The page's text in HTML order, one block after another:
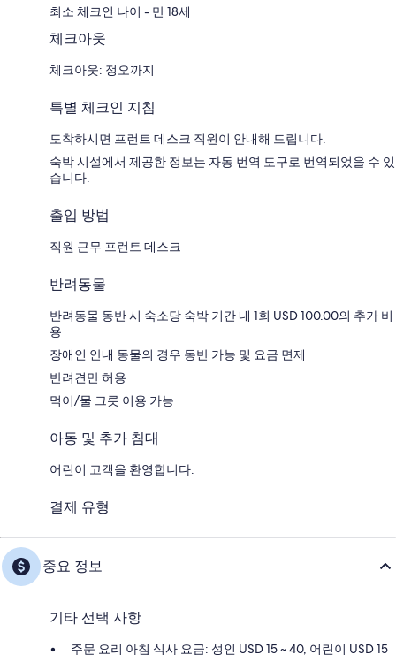
최소 체크인 나이 - 만 18세
체크아웃
체크아웃: 정오까지
특별 체크인 지침
도착하시면 프런트 데스크 직원이 안내해 드립니다.
숙박 시설에서 제공한 정보는 자동 번역 도구로 번역되었을 수 있
습니다.
출입 방법
직원 근무 프런트 데스크
반려동물
반려동물 동반 시 숙소당 숙박 기간 내 1회 USD 100.00의 추가 비
용
장애인 안내 동물의 경우 동반 가능 및 요금 면제
반려견만 허용
먹이/물 그릇 이용 가능
아동 및 추가 침대
어린이 고객을 환영합니다.
결제 유형
중요 정보
기타 선택 사항
주문 요리 아침 식사 요금: 성인 USD 15 ~ 40, 어린이 USD 15